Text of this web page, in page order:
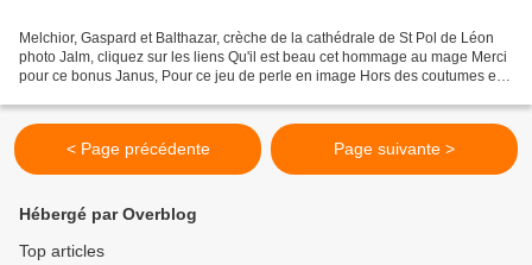
Melchior, Gaspard et Balthazar, crèche de la cathédrale de St Pol de Léon
photo Jalm, cliquez sur les liens Qu'il est beau cet hommage au mage Merci
pour ce bonus Janus, Pour ce jeu de perle en image Hors des coutumes et
< Page précédente Page suivante >
Hébergé par Overblog
Top articles